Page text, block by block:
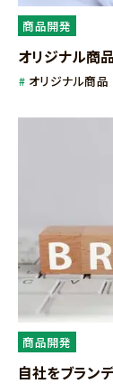
商品開発
オリジナル商
オリジナル商品
商品開発
自社をブラン